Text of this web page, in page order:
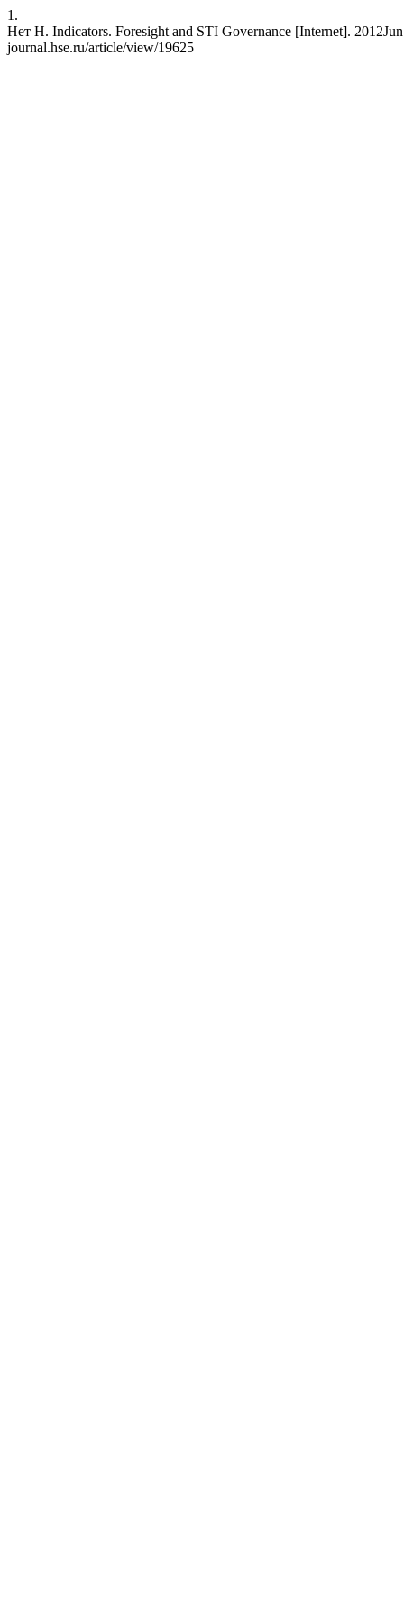
1.
Нет Н. Indicators. Foresight and STI Governance [Internet].
journal.hse.ru/article/view/19625